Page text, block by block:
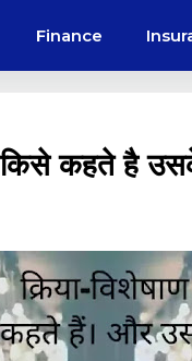
Finance
कहते है